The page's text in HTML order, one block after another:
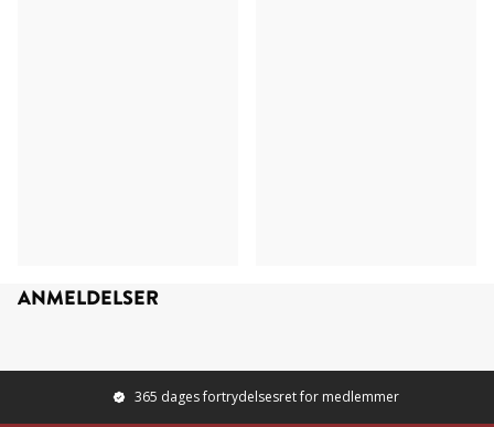
ANMELDELSER
365 dages fortrydelsesret for medlemmer